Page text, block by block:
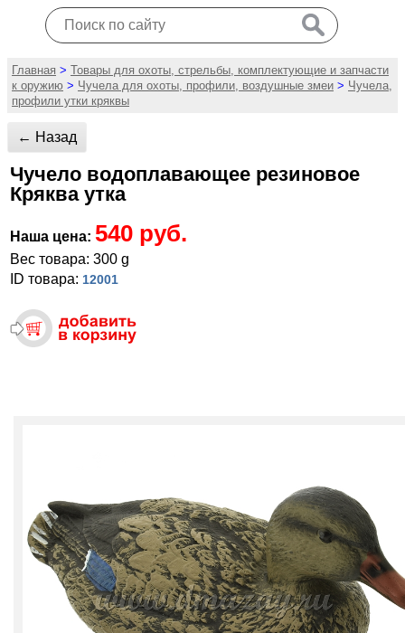
Главная > Товары для охоты, стрельбы, комплектующие и запчасти
к оружию > Чучела для охоты, профили, воздушные змеи > Чучела,
профили утки кряквы
← Назад
Чучело водоплавающее резиновое
Кряква утка
Наша цена: 540 руб.
Вес товара: 300 g
ID товара: 12001